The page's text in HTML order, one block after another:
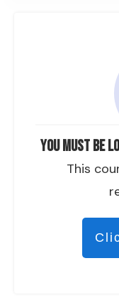
You must be
This